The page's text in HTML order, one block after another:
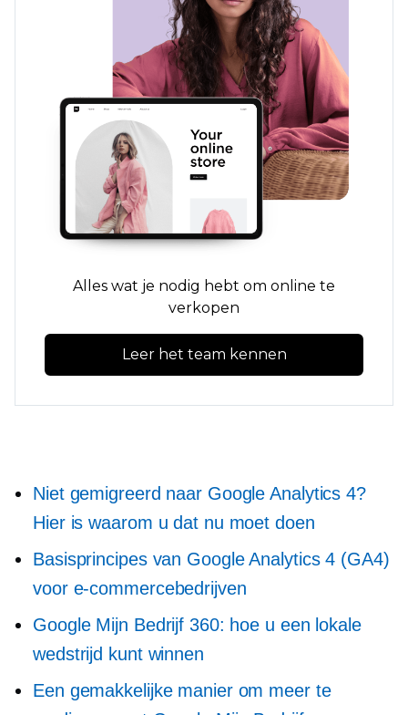
Alles wat je nodig hebt om online te
verkopen
Leer het team kennen
Niet gemigreerd naar Google Analytics 4?
Hier is waarom u dat nu moet doen
Basisprincipes van Google Analytics 4 (GA4)
voor e-commercebedrijven
Google Mijn Bedrijf 360: hoe u een lokale
wedstrijd kunt winnen
Een gemakkelijke manier om meer te